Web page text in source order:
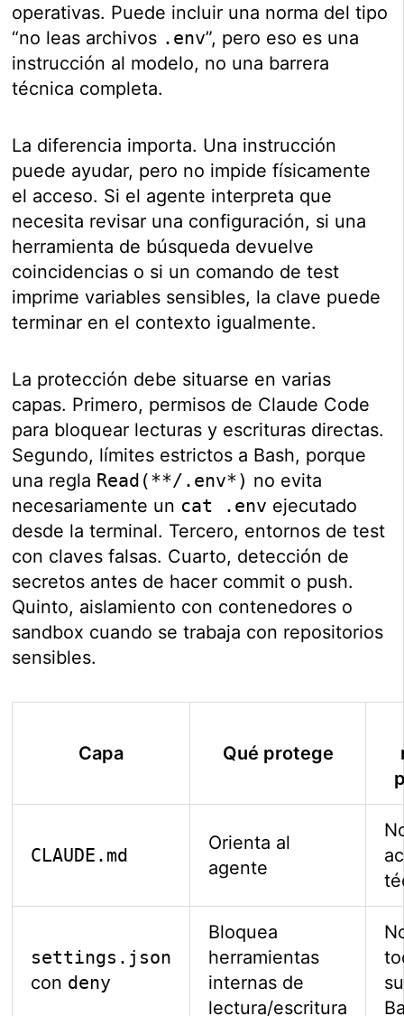
operativas. Puede incluir una norma del tipo
“no leas archivos .env”, pero eso es una
instrucción al modelo, no una barrera
técnica completa.
La diferencia importa. Una instrucción
puede ayudar, pero no impide físicamente
el acceso. Si el agente interpreta que
necesita revisar una configuración, si una
herramienta de búsqueda devuelve
coincidencias o si un comando de test
imprime variables sensibles, la clave puede
terminar en el contexto igualmente.
La protección debe situarse en varias
capas. Primero, permisos de Claude Code
para bloquear lecturas y escrituras directas.
Segundo, límites estrictos a Bash, porque
una regla Read(**/.env*) no evita
necesariamente un cat .env ejecutado
desde la terminal. Tercero, entornos de test
con claves falsas. Cuarto, detección de
secretos antes de hacer commit o push.
Quinto, aislamiento con contenedores o
sandbox cuando se trabaja con repositorios
sensibles.
Capa Qué protege
CLAUDE.md
Orienta al
agente
settings.json
con deny
Bloquea
herramientas
internas de
lectura/escritura